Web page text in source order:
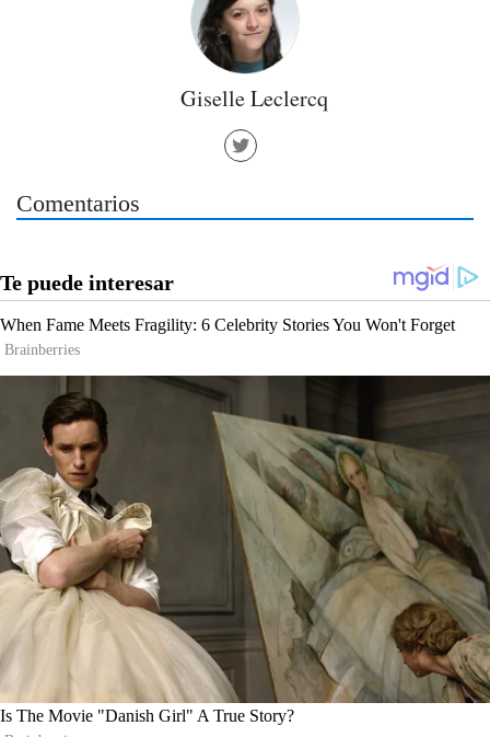
Giselle Leclercq
Comentarios